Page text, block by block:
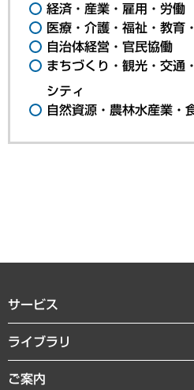
経済・産業・雇用・労働
医療・介護・福祉・教育
自治体経営・官民協働
まちづくり・観光・交通
シティ
自然資源・農林水産業・
サービス
経営戦略
組織・人事戦略
デジタルイノベーション
ライブラリ
経済調査
ご案内